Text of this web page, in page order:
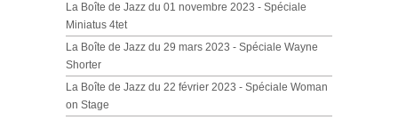
La Boîte de Jazz du 01 novembre 2023 - Spéciale
Miniatus 4tet
La Boîte de Jazz du 29 mars 2023 - Spéciale Wayne
Shorter
La Boîte de Jazz du 22 février 2023 - Spéciale Woman
on Stage